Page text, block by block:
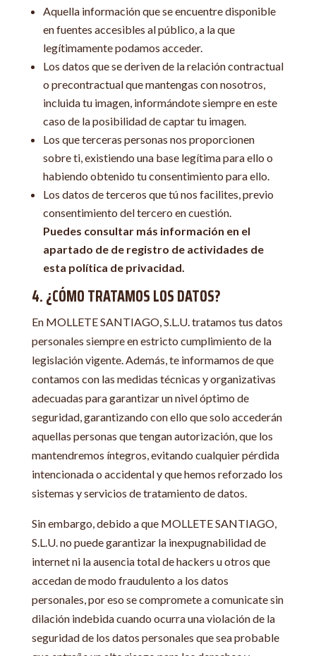
Aquella información que se encuentre disponible
en fuentes accesibles al público, a la que
legítimamente podamos acceder.
Los datos que se deriven de la relación contractual
o precontractual que mantengas con nosotros,
incluida tu imagen, informándote siempre en este
caso de la posibilidad de captar tu imagen.
Los que terceras personas nos proporcionen
sobre ti, existiendo una base legítima para ello o
habiendo obtenido tu consentimiento para ello.
Los datos de terceros que tú nos facilites, previo
consentimiento del tercero en cuestión.
Puedes consultar más información en el
apartado de de registro de actividades de
esta política de privacidad.
4. ¿CÓMO TRATAMOS LOS DATOS?
En MOLLETE SANTIAGO, S.L.U. tratamos tus datos
personales siempre en estricto cumplimiento de la
legislación vigente. Además, te informamos de que
contamos con las medidas técnicas y organizativas
adecuadas para garantizar un nivel óptimo de
seguridad, garantizando con ello que solo accederán
aquellas personas que tengan autorización, que los
mantendremos íntegros, evitando cualquier pérdida
intencionada o accidental y que hemos reforzado los
sistemas y servicios de tratamiento de datos.
Sin embargo, debido a que MOLLETE SANTIAGO,
S.L.U. no puede garantizar la inexpugnabilidad de
internet ni la ausencia total de hackers u otros que
accedan de modo fraudulento a los datos
personales, por eso se compromete a comunicate sin
dilación indebida cuando ocurra una violación de la
seguridad de los datos personales que sea probable